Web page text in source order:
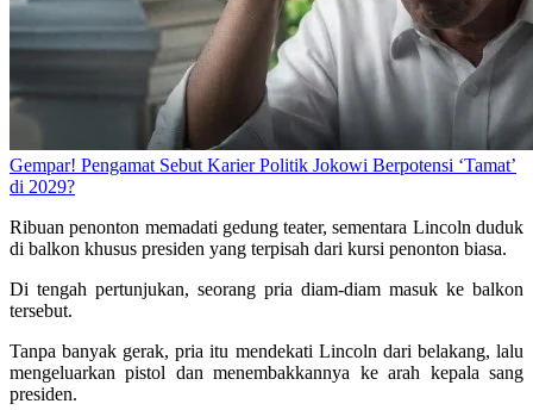
Gempar! Pengamat Sebut Karier Politik Jokowi Berpotensi ‘Tamat’
di 2029?
Ribuan penonton memadati gedung teater, sementara Lincoln duduk
di balkon khusus presiden yang terpisah dari kursi penonton biasa.
Di tengah pertunjukan, seorang pria diam-diam masuk ke balkon
tersebut.
Tanpa banyak gerak, pria itu mendekati Lincoln dari belakang, lalu
mengeluarkan pistol dan menembakkannya ke arah kepala sang
presiden.